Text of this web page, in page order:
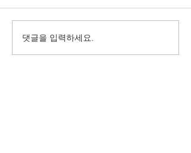
10월, 가을이 깊어진 바하
밥집
댓글을 입력하세요.